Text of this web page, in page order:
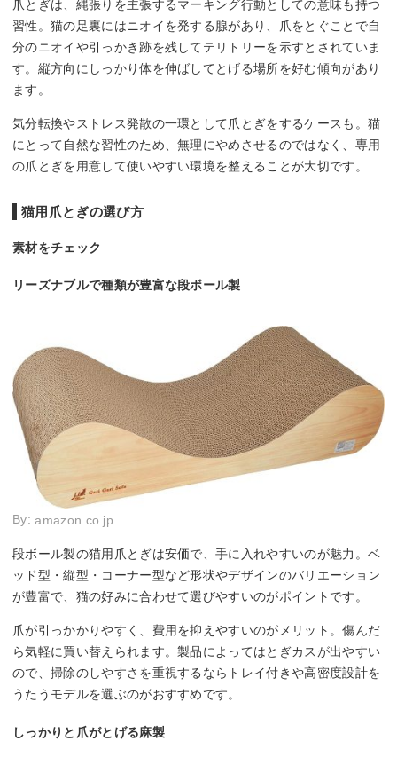
爪とぎは、縄張りを主張するマーキング行動としての意味も持つ
習性。猫の足裏にはニオイを発する腺があり、爪をとぐことで自
分のニオイや引っかき跡を残してテリトリーを示すとされていま
す。縦方向にしっかり体を伸ばしてとげる場所を好む傾向があり
ます。
気分転換やストレス発散の一環として爪とぎをするケースも。猫
にとって自然な習性のため、無理にやめさせるのではなく、専用
の爪とぎを用意して使いやすい環境を整えることが大切です。
猫用爪とぎの選び方
素材をチェック
リーズナブルで種類が豊富な段ボール製
By:amazon.co.jp
段ボール製の猫用爪とぎは安価で、手に入れやすいのが魅力。ベ
ッド型・縦型・コーナー型など形状やデザインのバリエーション
が豊富で、猫の好みに合わせて選びやすいのがポイントです。
爪が引っかかりやすく、費用を抑えやすいのがメリット。傷んだ
ら気軽に買い替えられます。製品によってはとぎカスが出やすい
ので、掃除のしやすさを重視するならトレイ付きや高密度設計を
うたうモデルを選ぶのがおすすめです。
しっかりと爪がとげる麻製